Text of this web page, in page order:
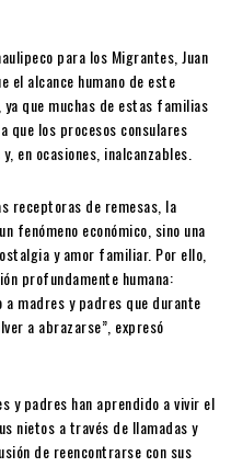
para los Migrantes, Juan
el alcance humano de este
que muchas de estas familias
que los procesos consulares
en ocasiones, inalcanzables.
receptoras de remesas, la
fenómeno económico, sino una
y amor familiar. Por ello,
profundamente humana:
madres y padres que durante
a abrazarse”, expresó
y padres han aprendido a vivir el
nietos a través de llamadas y
de reencontrarse con sus